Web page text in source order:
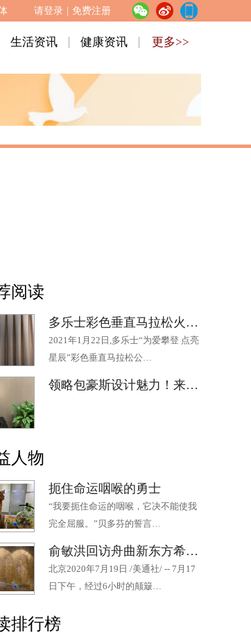
请登录 免费注册
生活资讯 健康资讯 更多>>
阅读
多乐士彩色垂直马拉松火热开跑 为助力“星星”公益添“彩”
2021年1月22日,多乐士“为爱攀登 点亮
星辰”彩色垂直马拉松公…
领略包豪斯设计魅力！来“2020成都·欧洲文化季”最后一场展览吧
人物
扼住命运咽喉的勇士
“我要扼住命运的咽喉，它决不能使我
完全屈服。”贝多芬的誓言…
俞敏洪回访舟曲新东方希望小学 十年持续帮扶为山区孩子点燃希望
北京2020年7月19日 /美通社/ -- 7月17
日下午，经过6小时的颠簸…
排行榜